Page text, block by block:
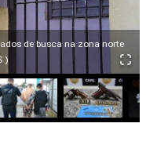
de busca na zona norte
)